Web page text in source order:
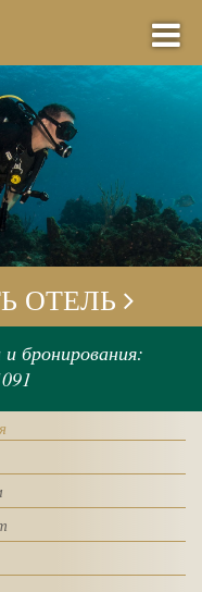
У НАС
ОТЕЛЬ
бронирования: